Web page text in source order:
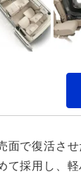
面で復活さ
て採用し、